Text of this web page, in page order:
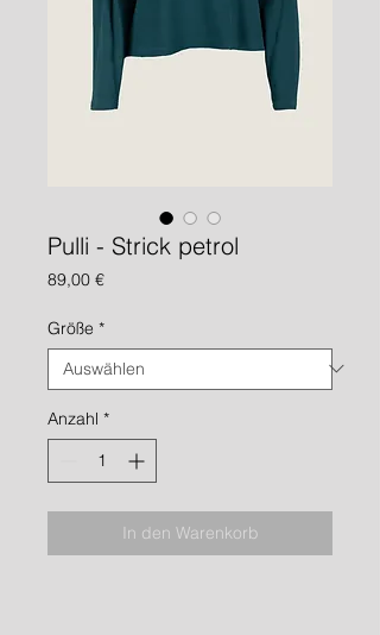
Pulli - Strick petrol
89,00 €Preis
Größe *
Anzahl *
In den Warenkorb